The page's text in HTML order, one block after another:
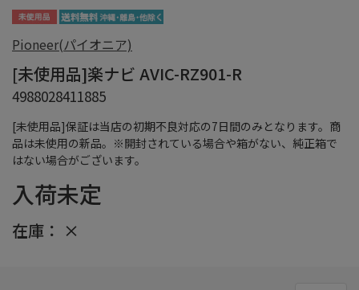
[未使用品]保証は当店の初期不良対応の7日間のみとなります。商
品は未使用の新品。※開封されている場合や箱がない、純正箱で
はない場合がございます。
Pioneer(パイオニア)
[未使用品]楽ナビ AVIC-RZ901-R
4988028411885
入荷未定
在庫： ×